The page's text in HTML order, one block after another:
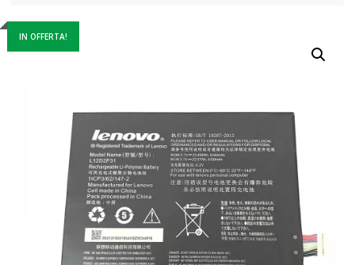
IN OFFERTA!